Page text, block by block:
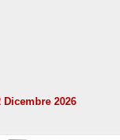
Dicembre 2026